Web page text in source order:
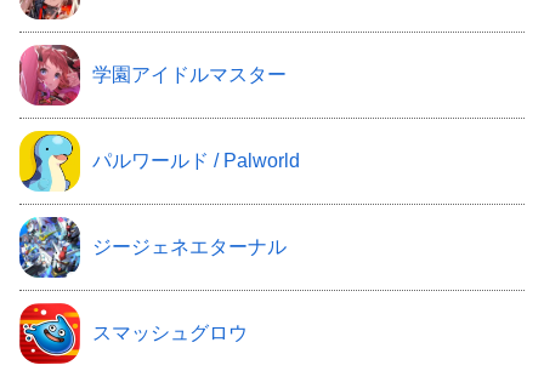
学園アイドルマスター
パルワールド / Palworld
ジージェネエターナル
スマッシュグロウ